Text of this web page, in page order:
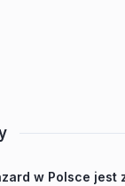
w Polsce jest